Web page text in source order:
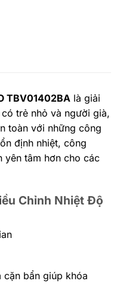
TBV01402BA là giải
trẻ nhỏ và người già,
toàn với những công
định nhiệt, công
yên tâm hơn cho các
Chỉnh Nhiệt Độ
bẩn giúp khóa